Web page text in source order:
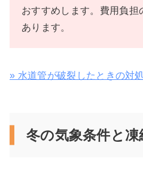
おすすめします。費用負
あります。
» 水道管が破裂したときの対
冬の気象条件と